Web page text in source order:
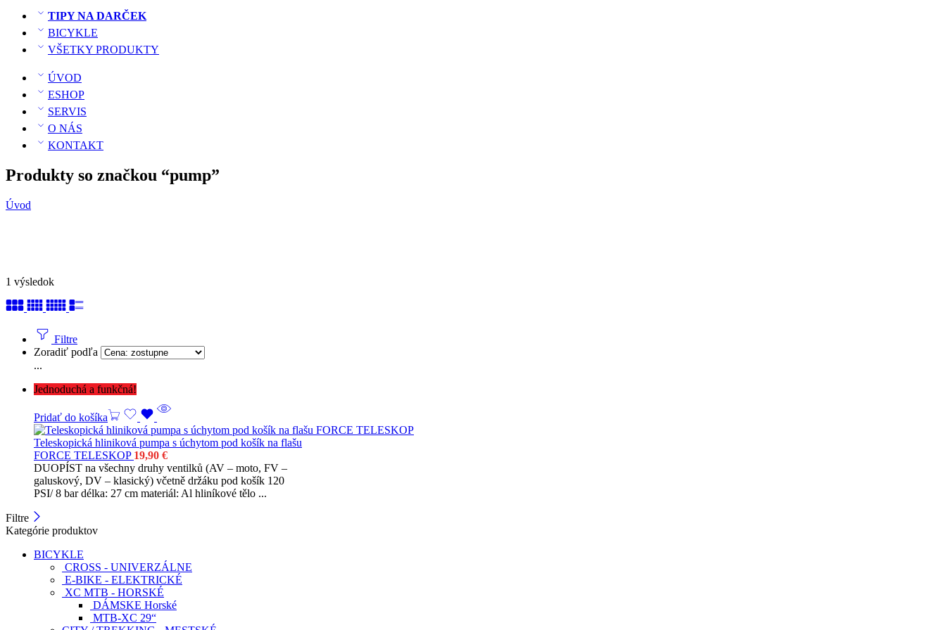
TIPY NA DARČEK
BICYKLE
VŠETKY PRODUKTY
ÚVOD
ESHOP
SERVIS
O NÁS
KONTAKT
Produkty so značkou “pump”
Úvod
1 výsledok
Filtre
Zoradiť podľa
...
Jednoduchá a funkčná!
Pridať do košíka
Teleskopická hliniková pumpa s úchytom pod košík na flašu
FORCE TELESKOP 19,90 €
DUOPÍST na všechny druhy ventilků (AV – moto, FV –
galuskový, DV – klasický) včetně držáku pod košík 120
PSI/ 8 bar délka: 27 cm materiál: Al hliníkové tělo ...
Filtre
Kategórie produktov
BICYKLE
CROSS - UNIVERZÁLNE
E-BIKE - ELEKTRICKÉ
XC MTB - HORSKÉ
DÁMSKE Horské
MTB-XC 29“